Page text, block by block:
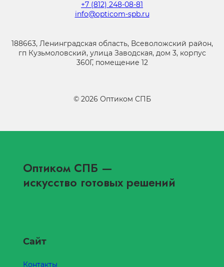
+7 (812) 248-08-81
info@opticom-spb.ru
188663, Ленинградская область, Всеволожский район,
гп Кузьмоловский, улица Заводская, дом 3, корпус
360Г, помещение 12
© 2026 Оптиком СПБ
Оптиком СПБ —
искусство готовых решений
Сайт
Контакты